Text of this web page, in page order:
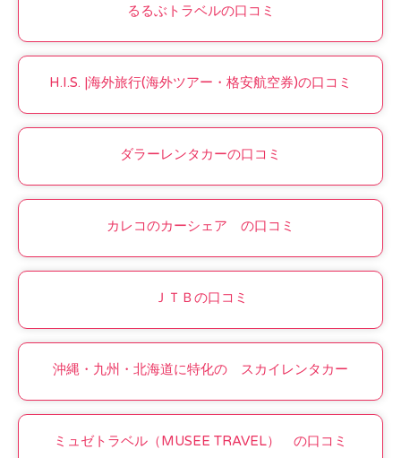
るるぶトラベルの口コミ
H.I.S. |海外旅行(海外ツアー・格安航空券)の口コミ
ダラーレンタカーの口コミ
カレコのカーシェア の口コミ
ＪＴＢの口コミ
沖縄・九州・北海道に特化の スカイレンタカー
ミュゼトラベル（MUSEE TRAVEL） の口コミ